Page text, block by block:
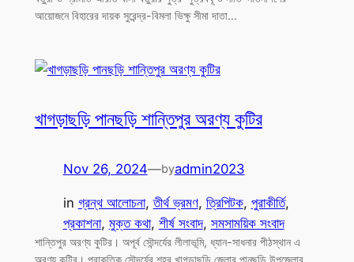
আয়োজনে বিহারের দায়ক সুরেন্দ্র-বিমলা ভিক্ষু সীমা দাতা…
খাগড়াছড়ি পানছড়ি শান্তিপুর অরণ্য কুটির
Nov 26, 2024—byadmin2023
in গ্রন্থ আলোচনা, তীর্থ ভ্রমণ, ত্রিপিটক, পুরাকীর্তি
প্রকাশনা, মুক্ত কথা, শীর্ষ সংবাদ, সমসাময়িক সংবাদ
শান্তিপুর অরণ্য কুটির। অপূর্ব সৌন্দর্যের লীলাভূমি, ধ্যান-সাধনার পীঠস্থান এ
অরণ্য কুটির। প্রাকৃতিক সৌন্দর্যের শহর খাগড়াছড়ি জেলার পানছড়ি উপজেলার